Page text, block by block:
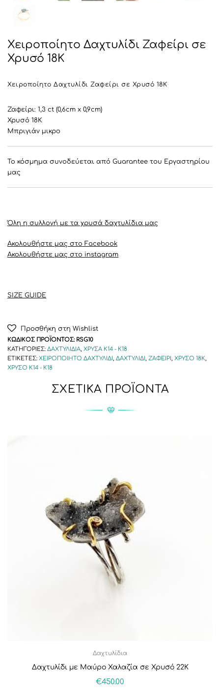
Χειροποίητο Δαχτυλίδι Ζαφείρι σε
Χρυσό 18Κ
Χειροποίητο Δαχτυλίδι Ζαφείρι σε Χρυσό 18Κ
Ζαφείρι: 1,3 ct (0,6cm x 0,9cm)
Χρυσό 18Κ
Μπριγιάν μικρο
Το κόσμημα συνοδεύεται από Guarantee του Εργαστηρίου
μας
Όλη η συλλογή με τα χρυσά δαχτυλίδια μας
Ακολουθήστε μας στο Facebook
Ακολουθήστε μας στο instagram
SIZE GUIDE
Προσθήκη στη Wishlist
ΚΩΔΙΚΌΣ ΠΡΟΪΌΝΤΟΣ: RSG10
ΚΑΤΗΓΟΡΊΕΣ: ΔΑΧΤΥΛΊΔΙΑ, ΧΡΥΣΆ Κ14 - Κ18
ΕΤΙΚΈΤΕΣ: XΕΙΡΟΠΟΊΗΤΟ ΔΑΧΤΥΛΊΔΙ, ΔΑΧΤΥΛΊΔΙ, ΖΑΦΕΊΡΙ, ΧΡΥΣΌ 18Κ,
ΧΡΥΣΌ K14 - K18
ΣΧΕΤΙΚΆ ΠΡΟΪΌΝΤΑ
Δαχτυλίδια
Δαχτυλίδι με Μαύρο Χαλαζία σε Χρυσό 22Κ
€450.00